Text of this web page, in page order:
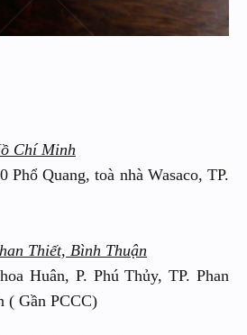
Chí Minh
Quang, toà nhà Wasaco, TP.
Thiết, Bình Thuận
Huân, P. Phú Thủy, TP. Phan
( Gần PCCC)